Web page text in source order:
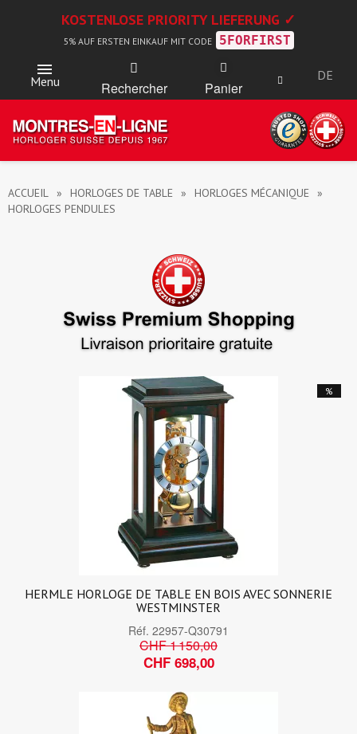
KOSTENLOSE PRIORITY LIEFERUNG ✓
5% AUF ERSTEN EINKAUF MIT CODE 5FORFIRST
Menu Rechercher Panier
DE
ACCUEIL HORLOGES DE TABLE
HORLOGES MÉCANIQUE
HORLOGES PENDULES
%
HERMLE HORLOGE DE TABLE EN BOIS AVEC SONNERIE
WESTMINSTER
Réf. 22957-Q30791
CHF 1 150,00
CHF 698,00